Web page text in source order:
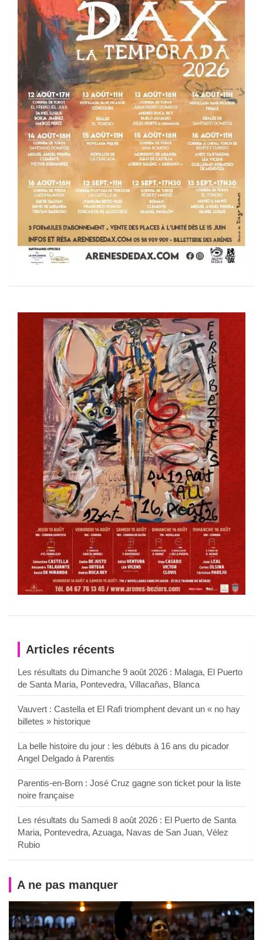
Articles récents
Les résultats du Dimanche 9 août 2026 : Malaga, El Puerto
de Santa Maria, Pontevedra, Villacañas, Blanca
Vauvert : Castella et El Rafi triomphent devant un « no hay
billetes » historique
La belle histoire du jour : les débuts à 16 ans du picador
Angel Delgado à Parentis
Parentis-en-Born : José Cruz gagne son ticket pour la liste
noire française
Les résultats du Samedi 8 août 2026 : El Puerto de Santa
Maria, Pontevedra, Azuaga, Navas de San Juan, Vélez
Rubio
A ne pas manquer